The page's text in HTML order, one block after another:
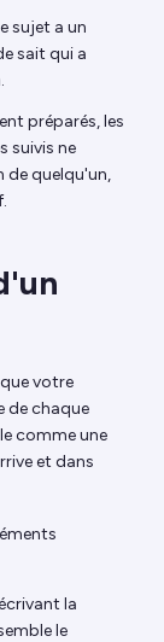
sujet a un
sait qui a
préparés, les
suivis ne
de quelqu'un,
votre
de chaque
comme une
et dans
la
le